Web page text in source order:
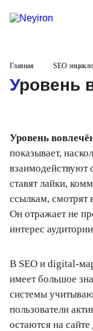
Главная SEO
Уровень
Уровень
показывает,
взаимодействуют
ставят лайки,
ссылкам, смотрят
Он отражает не
интерес
В SEO и digital-
имеет большое
системы
пользователи
остаются на